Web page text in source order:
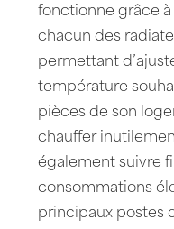
fonctionne grâce
chacun des
permettant
température
pièces de son
chauffer
également suivre
consommations
principaux postes